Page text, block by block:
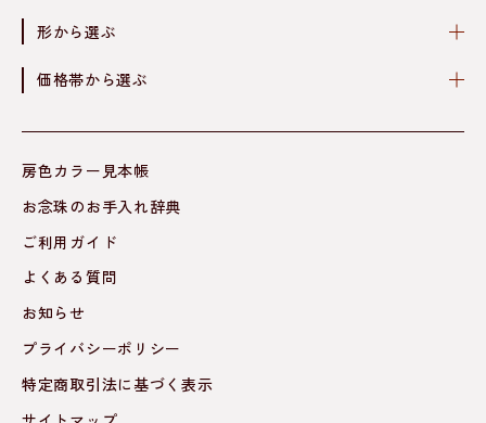
形から選ぶ
価格帯から選ぶ
房色カラー見本帳
お念珠のお手入れ辞典
ご利用ガイド
よくある質問
お知らせ
プライバシーポリシー
特定商取引法に基づく表示